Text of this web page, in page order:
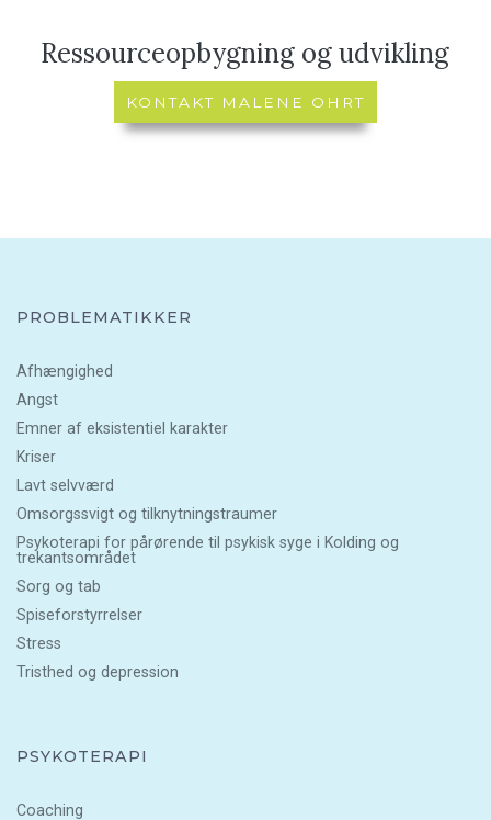
Ressourceopbygning og udvikling
KONTAKT MALENE OHRT
PROBLEMATIKKER
Afhængighed
Angst
Emner af eksistentiel karakter
Kriser
Lavt selvværd
Omsorgssvigt og tilknytningstraumer
Psykoterapi for pårørende til psykisk syge i Kolding og
trekantsområdet
Sorg og tab
Spiseforstyrrelser
Stress
Tristhed og depression
PSYKOTERAPI
Coaching